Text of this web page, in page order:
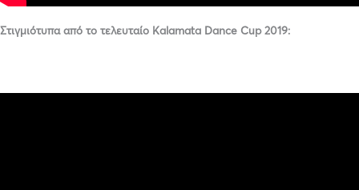
Στιγμιότυπα από το τελευταίο Kalamata Dance Cup 2019: